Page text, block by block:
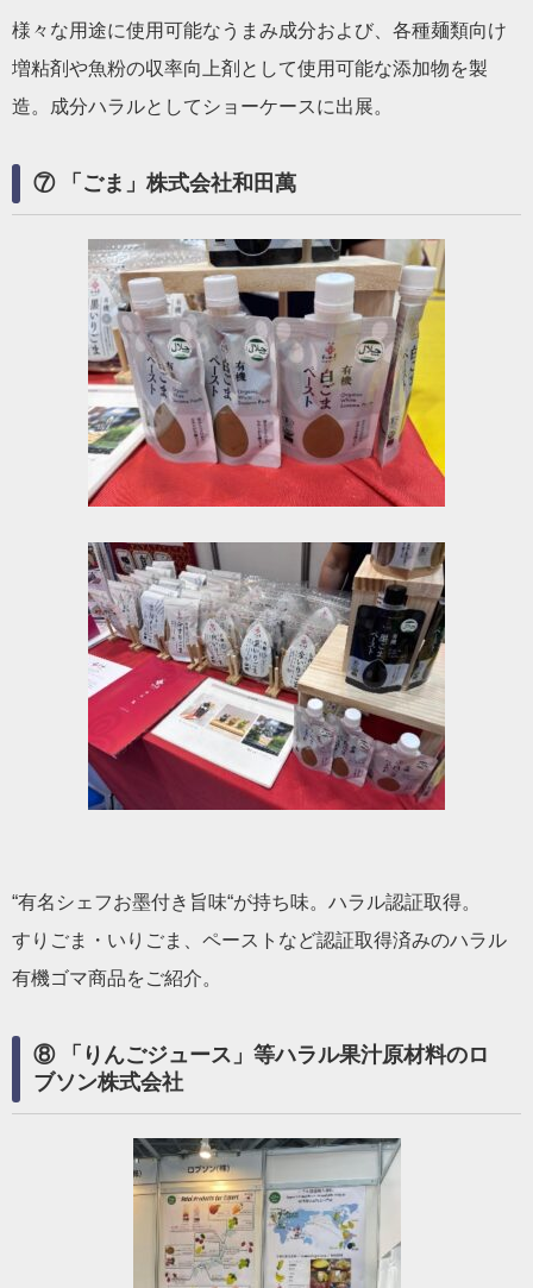
様々な用途に使用可能なうまみ成分および、各種麺類向け
増粘剤や魚粉の収率向上剤として使用可能な添加物を製
造。成分ハラルとしてショーケースに出展。
⑦ 「ごま」株式会社和田萬
“有名シェフお墨付き旨味“が持ち味。ハラル認証取得。
すりごま・いりごま、ペーストなど認証取得済みのハラル
有機ゴマ商品をご紹介。
⑧ 「りんごジュース」等ハラル果汁原材料のロ
ブソン株式会社